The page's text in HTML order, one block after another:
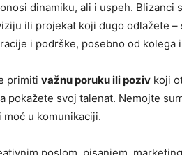
dinamiku, ali i uspeh. Blizanci
ili projekat koji dugo odlažete
i podrške, posebno od
primiti važnu poruku ili poziv koji
pokažete svoj talenat. Nemojte
moć u komunikaciji.